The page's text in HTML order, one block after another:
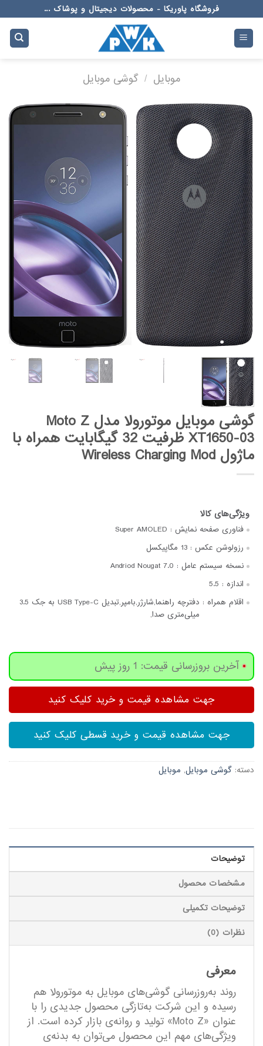
to
content
فروشگاه پاوریکا - محصولات دیجیتال و پوشاک ...
موبایل / گوشی موبایل
گوشی موبایل موتورولا مدل Moto Z
XT1650-03 ظرفیت 32 گیگابایت همراه با
ماژول Wireless Charging Mod
فناوری صفحه‌ نمایش : Super AMOLED
رزولوشن عکس : 13 مگاپیکسل
نسخه سیستم عامل : Andriod Nougat 7.0
اندازه : 5.5
اقلام همراه :
دفترچه‌ راهنما,شارژر,بامپر,تبدیل USB Type-C به جک 3.5
میلی‌متری صدا,
آخرین بروزرسانی قیمت: 1 روز پیش
جهت مشاهده قیمت و خرید کلیک کنید
جهت مشاهده قیمت و خرید قسطی کلیک کنید
دسته: گوشی موبایل, موبایل
توضیحات
مشخصات محصول
توضیحات تکمیلی
نظرات (0)
معرفی
روند به‌روزرسانی گوشی‌های موبایل به موتورولا هم
رسیده و این شرکت به‌تازگی محصول جدیدی را با
عنوان «Moto Z» تولید و روانه‌ی بازار کرده است. از
ویژگی‌های مهم این محصول می‌توان به بدنه‌ی